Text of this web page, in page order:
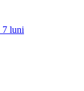
7 luni